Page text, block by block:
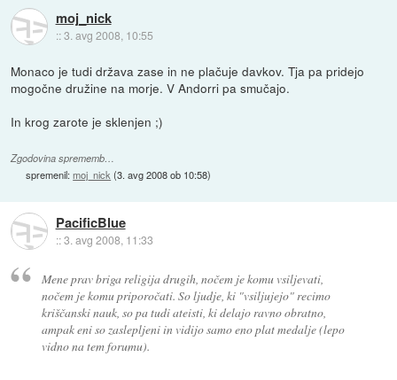
moj_nick
::3. avg 2008, 10:55
Monaco je tudi država zase in ne plačuje davkov. Tja pa pridejo
mogočne družine na morje. V Andorri pa smučajo.
In krog zarote je sklenjen ;)
Zgodovina sprememb…
spremenil:moj_nick (3. avg 2008 ob 10:58)
PacificBlue
::3. avg 2008, 11:33
Mene prav briga religija drugih, nočem je komu vsiljevati,
nočem je komu priporočati. So ljudje, ki "vsiljujejo" recimo
kriščanski nauk, so pa tudi ateisti, ki delajo ravno obratno,
ampak eni so zaslepljeni in vidijo samo eno plat medalje (lepo
vidno na tem forumu).